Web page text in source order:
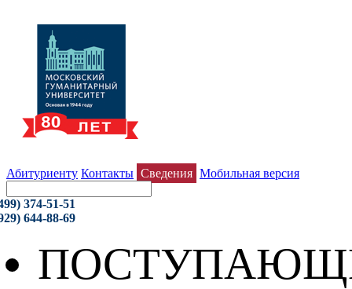
Абитуриенту Контакты Сведения Мобильная версия
374-51-51
644-88-69